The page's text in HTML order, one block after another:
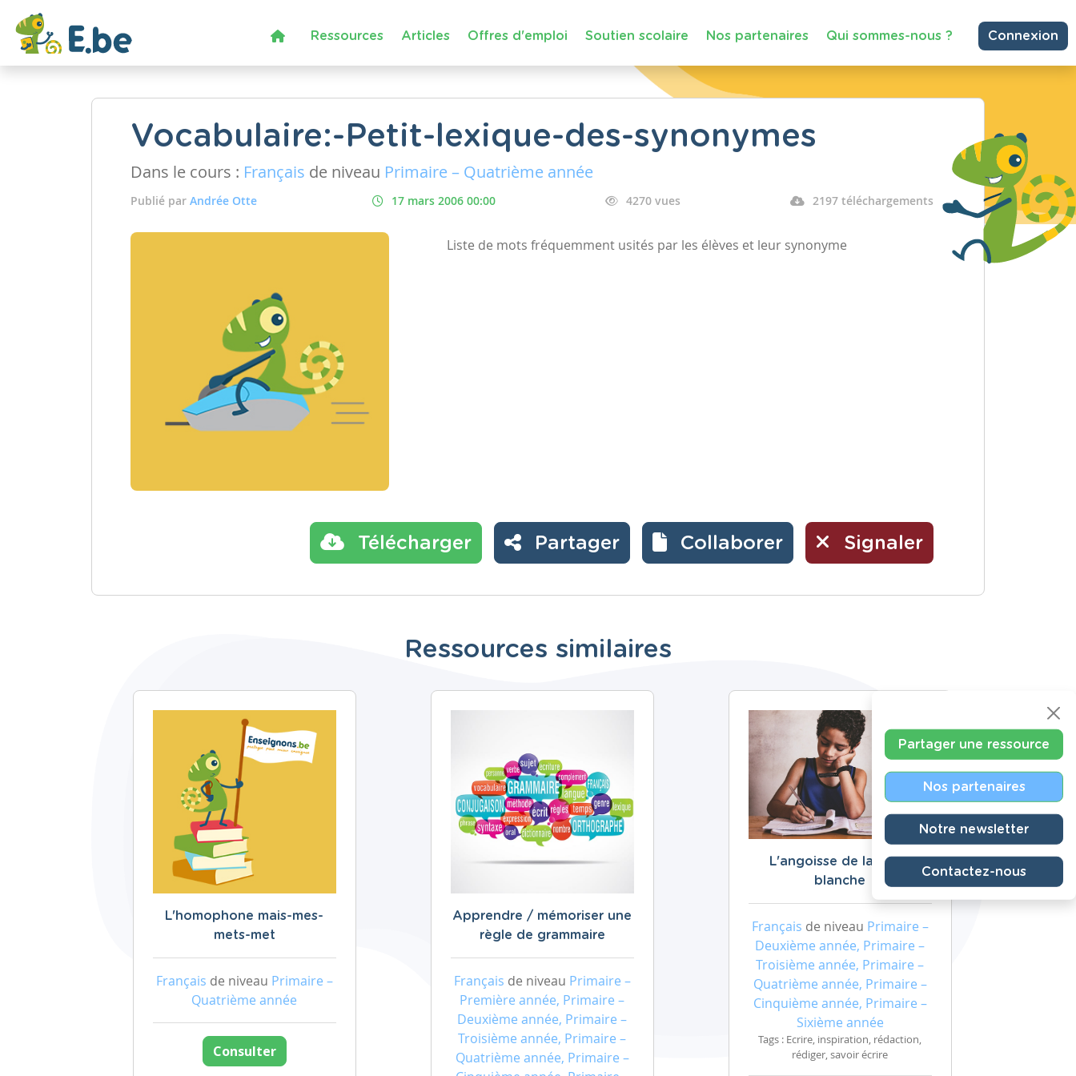
Ressources Articles Offres d'emploi Soutien scolaire Nos partenaires Qui sommes-nous ? Connexion
Vocabulaire:-Petit-lexique-des-synonymes
Dans le cours : Français de niveau Primaire – Quatrième année
Publié par Andrée Otte 17 mars 2006 00:00 4270 vues 2197 téléchargements
Liste de mots fréquemment usités par les élèves et leur synonyme
Télécharger Partager Collaborer Signaler
Ressources similaires
L'homophone mais-mes-
mets-met
Français de niveau Primaire –
Quatrième année
Consulter
Apprendre / mémoriser une
règle de grammaire
Français de niveau Primaire –
Première année, Primaire –
Deuxième année, Primaire –
Troisième année, Primaire –
Quatrième année, Primaire –
L'angoisse de la page
blanche
Français de niveau Primaire –
Deuxième année, Primaire –
Troisième année, Primaire –
Quatrième année, Primaire –
Cinquième année, Primaire –
Sixième année
Tags : Ecrire, inspiration, rédaction,
rédiger, savoir écrire
Partager une ressource
Nos partenaires
Notre newsletter
Contactez-nous